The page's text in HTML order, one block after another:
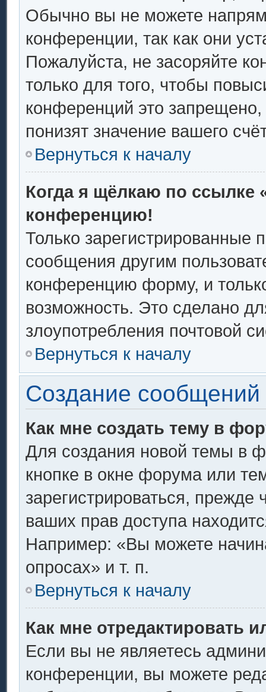
Обычно вы не можете
конференции, так как они
Пожалуйста, не засоряйте
только для того, чтобы
конференций это
понизят значение вашего
Вернуться к началу
Когда я щёлкаю по ссылке
конференцию!
Только зарегистрированные
сообщения другим
конференцию форму, и
возможность. Это сделано
злоупотребления почтовой
Вернуться к началу
Создание сообщений
Как мне создать тему в
Для создания новой темы в
кнопке в окне форума или
зарегистрироваться,
ваших прав доступа
Например: «Вы можете
опросах» и т. п.
Вернуться к началу
Как мне отредактировать
Если вы не являетесь
конференции, вы можете